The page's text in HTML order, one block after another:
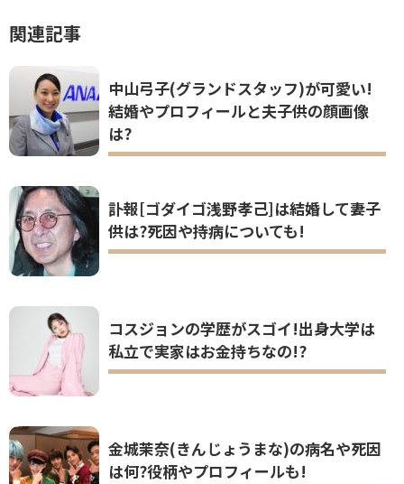
関連記事
中山弓子(グランドスタッフ)が可愛い!
結婚やプロフィールと夫子供の顔画像
は?
訃報[ゴダイゴ浅野孝己]は結婚して妻子
供は?死因や持病についても!
コスジョンの学歴がスゴイ!出身大学は
私立で実家はお金持ちなの!?
金城茉奈(きんじょうまな)の病名や死因
は何?役柄やプロフィールも!